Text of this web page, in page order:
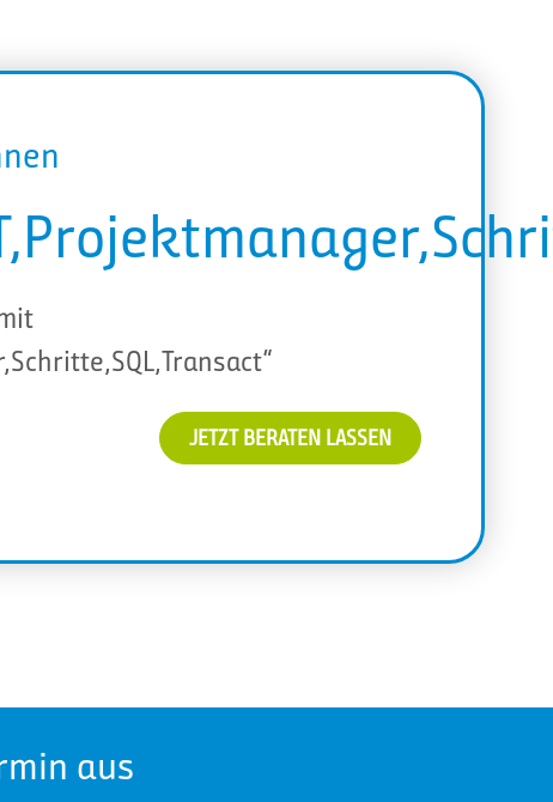
JETZT BERATEN LASSEN
aus